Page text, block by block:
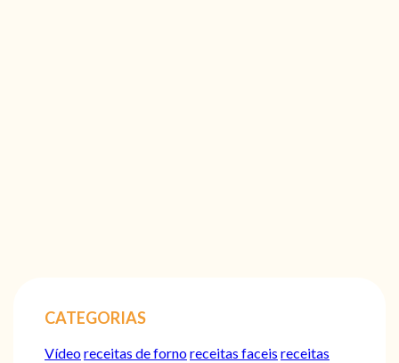
CATEGORIAS
Vídeoreceitas de fornoreceitas faceis receitas